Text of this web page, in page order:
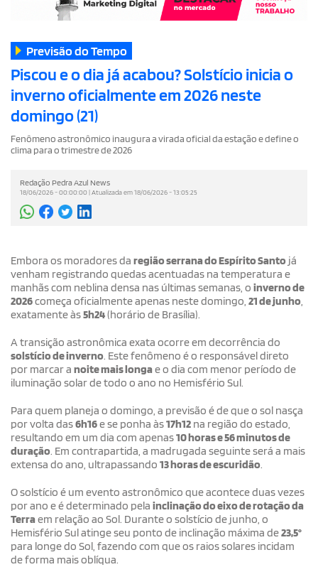
Previsão do Tempo
Piscou e o dia já acabou? Solstício inicia o
inverno oficialmente em 2026 neste
domingo (21)
Fenômeno astronômico inaugura a virada oficial da estação e define o
clima para o trimestre de 2026
Redação Pedra Azul News
18/06/2026 - 00:00:00 | Atualizada em 18/06/2026 - 13:05:25
Embora os moradores da região serrana do Espírito Santo já
venham registrando quedas acentuadas na temperatura e
manhãs com neblina densa nas últimas semanas, o inverno de
2026começa oficialmente apenas neste domingo, 21 de junho,
exatamente às5h24(horário de Brasília).
A transição astronômica exata ocorre em decorrência do
solstício de inverno. Este fenômeno é o responsável direto
por marcar a noite mais longae o dia com menor período de
iluminação solar de todo o ano no Hemisfério Sul.
Para quem planeja o domingo, a previsão é de que o sol nasça
por volta das6h16e se ponha às17h12 na região do estado,
resultando em um dia com apenas10 horas e 56 minutos de
duração. Em contrapartida, a madrugada seguinte será a mais
extensa do ano, ultrapassando 13 horas de escuridão.
O solstício é um evento astronômico que acontece duas vezes
por ano e é determinado pela inclinação do eixo de rotação da
Terraem relação ao Sol. Durante o solstício de junho, o
Hemisfério Sul atinge seu ponto de inclinação máxima de23,5°
para longe do Sol, fazendo com que os raios solares incidam
de forma mais oblíqua.